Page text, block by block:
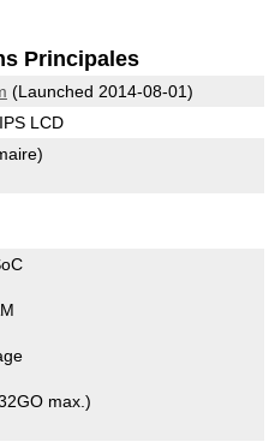
Principales
(Launched 2014-08-01)
LCD
max.)